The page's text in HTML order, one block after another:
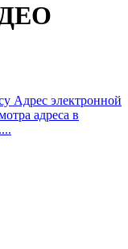
Адрес электронной
адреса в
...